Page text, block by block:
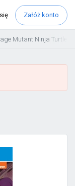
się Załóż konto
Mutant Ninja Turtles: